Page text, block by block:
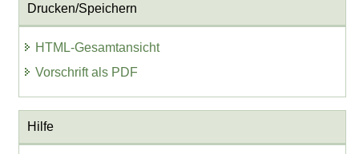
Drucken/Speichern
HTML-Gesamtansicht
Vorschrift als PDF
Hilfe